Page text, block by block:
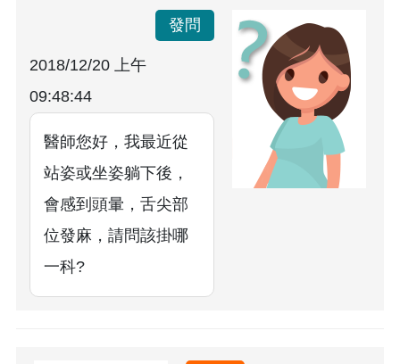
發問
2018/12/20 上午
09:48:44
醫師您好，我最近從
站姿或坐姿躺下後，
會感到頭暈，舌尖部
位發麻，請問該掛哪
一科?